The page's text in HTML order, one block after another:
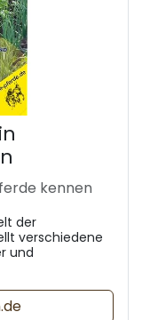
kennen
der
verschiedene
und